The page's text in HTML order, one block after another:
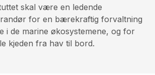
skal være en ledende
for en bærekraftig forvaltning
i de marine økosystemene, og for
kjeden fra hav til bord.